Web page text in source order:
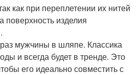
как при переплетении их нитей
поверхность изделия
мужчины в шляпе. Классика
и всегда будет в тренде. Это
его идеально совместить с